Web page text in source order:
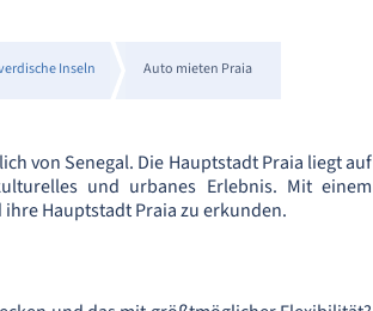
Inseln Auto mieten Praia
von Senegal. Die Hauptstadt Praia liegt auf
und urbanes Erlebnis. Mit einem
Hauptstadt Praia zu erkunden.